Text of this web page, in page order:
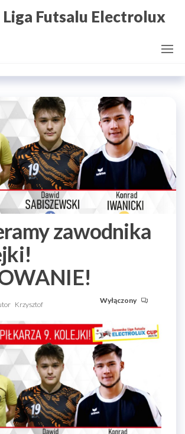
Futsalu Electrolux
zawodnika
Krzysztof Wyłączony